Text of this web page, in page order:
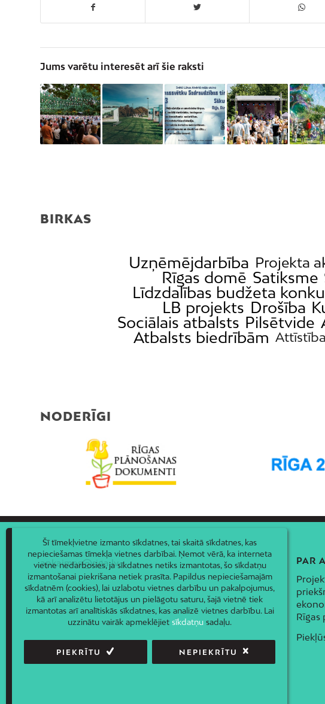
Jums varētu interesēt arī šie raksti
BIRKAS
Uzņēmējdarbība Projekta
Rīgas domē Satiksme
Līdzdalības budžeta
LB projekts Drošība
Sociālais atbalsts Pilsētvide
Atbalsts biedrībām
NODERĪGI
apkaimes@riga.lv PAR
Rīgas
Šī tīmekļvietne izmanto sīkdatnes, tai skaitā sīkdatnes, kas
nepieciešamas tīmekļa vietnes darbībai. Ņemot vērā, ka interneta
vietne nedarbosies, ja sīkdatnes netiks izmantotas, šo sīkdatņu
izmantošanai piekrišana netiek prasīta. Papildus nepieciešamajām
sīkdatnēm (cookies), lai uzlabotu vietnes darbību un pakalpojumus,
kā arī analizētu lietotājus un pielāgotu saturu, šajā vietnē tiek
izmantotas arī analītiskās sīkdatnes, kas analizē vietnes darbību. Lai
uzzinātu vairāk apmeklējietsīkdatņu sadaļu.
PIEKRĪTU NEPIEKRĪTU